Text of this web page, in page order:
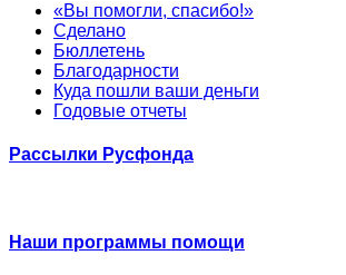
«Вы помогли, спасибо!»
Сделано
Бюллетень
Благодарности
Куда пошли ваши деньги
Годовые отчеты
Рассылки Русфонда
Наши программы помощи